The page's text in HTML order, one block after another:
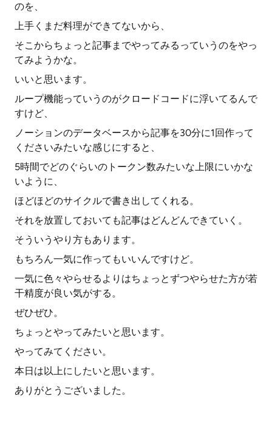
のを、
上手くまだ料理ができてないから、
そこからちょっと記事までやってみるっていうのをやっ
てみようかな。
いいと思います。
ループ機能っていうのがクロードコードに浮いてるんで
すけど、
ノーションのデータベースから記事を30分に1回作って
くださいみたいな感じにすると、
5時間でどのぐらいのトークン数みたいな上限にいかな
いように、
ほどほどのサイクルで書き出してくれる。
それを放置しておいても記事はどんどんできていく。
そういうやり方もあります。
もちろん一気に作ってもいいんですけど。
一気に色々やらせるよりはちょっとずつやらせた方が若
干精度が良い気がする。
ぜひぜひ。
ちょっとやってみたいと思います。
やってみてください。
本日は以上にしたいと思います。
ありがとうございました。